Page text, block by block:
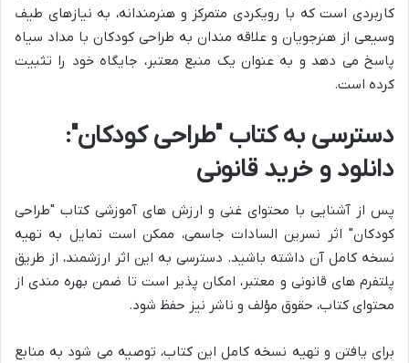
کاربردی است که با رویکردی متمرکز و هنرمندانه، به نیازهای طیف
وسیعی از هنرجویان و علاقه مندان به طراحی کودکان با مداد سیاه
پاسخ می دهد و به عنوان یک منبع معتبر، جایگاه خود را تثبیت
کرده است.
دسترسی به کتاب "طراحی کودکان":
دانلود و خرید قانونی
پس از آشنایی با محتوای غنی و ارزش های آموزشی کتاب "طراحی
کودکان" اثر نسرین السادات جاسمی، ممکن است تمایل به تهیه
نسخه کامل آن داشته باشید. دسترسی به این اثر ارزشمند، از طریق
پلتفرم های قانونی و معتبر، امکان پذیر است تا ضمن بهره مندی از
محتوای کتاب، حقوق مؤلف و ناشر نیز حفظ شود.
برای یافتن و تهیه نسخه کامل این کتاب، توصیه می شود به منابع